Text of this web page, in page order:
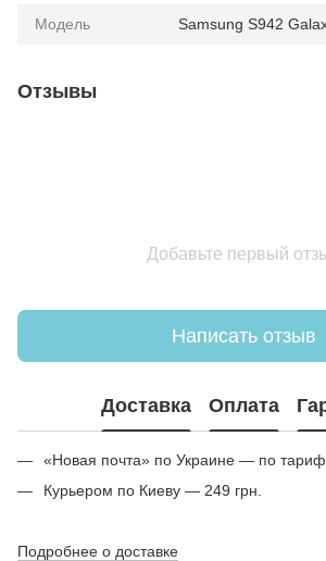
Модель Samsung S942
Отзывы
Добавьте первый
Написать отзыв
Доставка Оплата
«Новая почта» по Украине — по
Курьером по Киеву — 249 грн.
Подробнее о доставке